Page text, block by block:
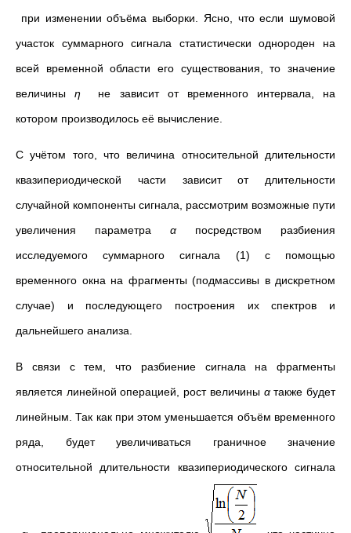
при изменении объёма выборки. Ясно, что если шумовой
участок суммарного сигнала статистически однороден на
всей временной области его существования, то значение
величины η не зависит от временного интервала, на
котором производилось её вычисление.
С учётом того, что величина относительной длительности
квазипериодической части зависит от длительности
случайной компоненты сигнала, рассмотрим возможные пути
увеличения параметра α посредством разбиения
исследуемого суммарного сигнала (1) с помощью
временного окна на фрагменты (подмассивы в дискретном
случае) и последующего построения их спектров и
дальнейшего анализа.
В связи с тем, что разбиение сигнала на фрагменты
является линейной операцией, рост величины αтакже будет
линейным. Так как при этом уменьшается объём временного
ряда, будет увеличиваться граничное значение
относительной длительности квазипериодического сигнала